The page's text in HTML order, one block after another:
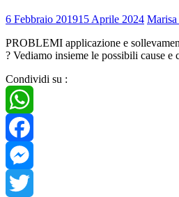
6 Febbraio 201915 Aprile 2024
PROBLEMI applicazione e
? Vediamo insieme le possibili cause
Condividi su :
WhatsApp
Facebook
Messenger